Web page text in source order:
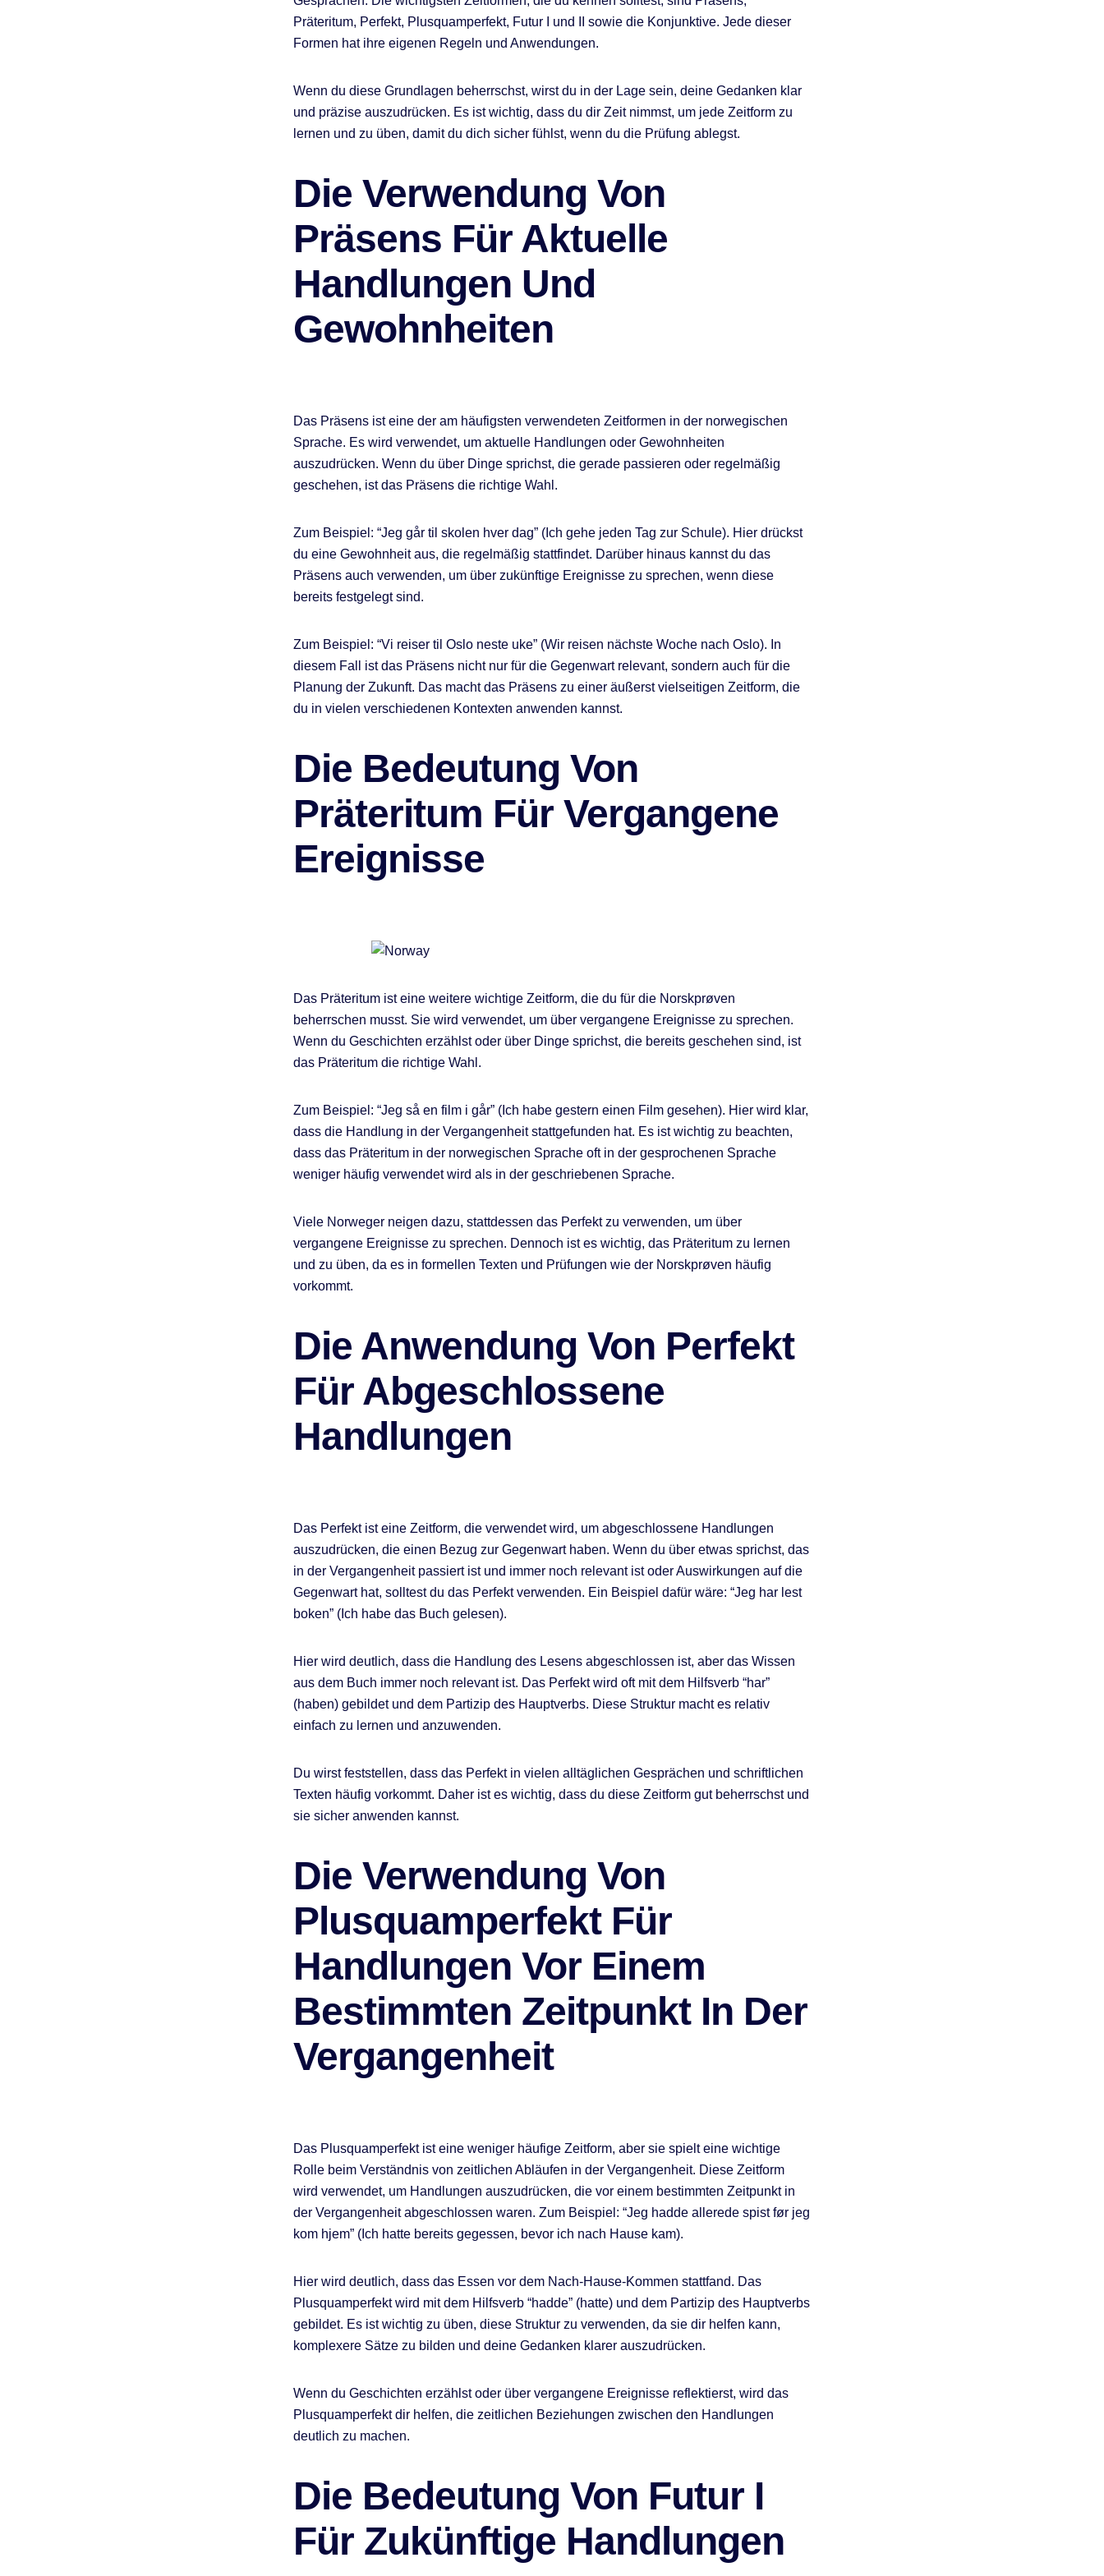
Präteritum, Perfekt, Plusquamperfekt, Futur I und II sowie die Konjunktive. Jede dieser
Formen hat ihre eigenen Regeln und Anwendungen.
Wenn du diese Grundlagen beherrschst, wirst du in der Lage sein, deine Gedanken klar
und präzise auszudrücken. Es ist wichtig, dass du dir Zeit nimmst, um jede Zeitform zu
lernen und zu üben, damit du dich sicher fühlst, wenn du die Prüfung ablegst.
Die Verwendung Von
Präsens Für Aktuelle
Handlungen Und
Gewohnheiten
Das Präsens ist eine der am häufigsten verwendeten Zeitformen in der norwegischen
Sprache. Es wird verwendet, um aktuelle Handlungen oder Gewohnheiten
auszudrücken. Wenn du über Dinge sprichst, die gerade passieren oder regelmäßig
geschehen, ist das Präsens die richtige Wahl.
Zum Beispiel: “Jeg går til skolen hver dag” (Ich gehe jeden Tag zur Schule). Hier drückst
du eine Gewohnheit aus, die regelmäßig stattfindet. Darüber hinaus kannst du das
Präsens auch verwenden, um über zukünftige Ereignisse zu sprechen, wenn diese
bereits festgelegt sind.
Zum Beispiel: “Vi reiser til Oslo neste uke” (Wir reisen nächste Woche nach Oslo). In
diesem Fall ist das Präsens nicht nur für die Gegenwart relevant, sondern auch für die
Planung der Zukunft. Das macht das Präsens zu einer äußerst vielseitigen Zeitform, die
du in vielen verschiedenen Kontexten anwenden kannst.
Die Bedeutung Von
Präteritum Für Vergangene
Ereignisse
Das Präteritum ist eine weitere wichtige Zeitform, die du für die Norskprøven
beherrschen musst. Sie wird verwendet, um über vergangene Ereignisse zu sprechen.
Wenn du Geschichten erzählst oder über Dinge sprichst, die bereits geschehen sind, ist
das Präteritum die richtige Wahl.
Zum Beispiel: “Jeg så en film i går” (Ich habe gestern einen Film gesehen). Hier wird klar,
dass die Handlung in der Vergangenheit stattgefunden hat. Es ist wichtig zu beachten,
dass das Präteritum in der norwegischen Sprache oft in der gesprochenen Sprache
weniger häufig verwendet wird als in der geschriebenen Sprache.
Viele Norweger neigen dazu, stattdessen das Perfekt zu verwenden, um über
vergangene Ereignisse zu sprechen. Dennoch ist es wichtig, das Präteritum zu lernen
und zu üben, da es in formellen Texten und Prüfungen wie der Norskprøven häufig
vorkommt.
Die Anwendung Von Perfekt
Für Abgeschlossene
Handlungen
Das Perfekt ist eine Zeitform, die verwendet wird, um abgeschlossene Handlungen
auszudrücken, die einen Bezug zur Gegenwart haben. Wenn du über etwas sprichst, das
in der Vergangenheit passiert ist und immer noch relevant ist oder Auswirkungen auf die
Gegenwart hat, solltest du das Perfekt verwenden. Ein Beispiel dafür wäre: “Jeg har lest
boken” (Ich habe das Buch gelesen).
Hier wird deutlich, dass die Handlung des Lesens abgeschlossen ist, aber das Wissen
aus dem Buch immer noch relevant ist. Das Perfekt wird oft mit dem Hilfsverb “har”
(haben) gebildet und dem Partizip des Hauptverbs. Diese Struktur macht es relativ
einfach zu lernen und anzuwenden.
Du wirst feststellen, dass das Perfekt in vielen alltäglichen Gesprächen und schriftlichen
Texten häufig vorkommt. Daher ist es wichtig, dass du diese Zeitform gut beherrschst und
sie sicher anwenden kannst.
Die Verwendung Von
Plusquamperfekt Für
Handlungen Vor Einem
Bestimmten Zeitpunkt In Der
Vergangenheit
Das Plusquamperfekt ist eine weniger häufige Zeitform, aber sie spielt eine wichtige
Rolle beim Verständnis von zeitlichen Abläufen in der Vergangenheit. Diese Zeitform
wird verwendet, um Handlungen auszudrücken, die vor einem bestimmten Zeitpunkt in
der Vergangenheit abgeschlossen waren. Zum Beispiel: “Jeg hadde allerede spist før jeg
kom hjem” (Ich hatte bereits gegessen, bevor ich nach Hause kam).
Hier wird deutlich, dass das Essen vor dem Nach-Hause-Kommen stattfand. Das
Plusquamperfekt wird mit dem Hilfsverb “hadde” (hatte) und dem Partizip des Hauptverbs
gebildet. Es ist wichtig zu üben, diese Struktur zu verwenden, da sie dir helfen kann,
komplexere Sätze zu bilden und deine Gedanken klarer auszudrücken.
Wenn du Geschichten erzählst oder über vergangene Ereignisse reflektierst, wird das
Plusquamperfekt dir helfen, die zeitlichen Beziehungen zwischen den Handlungen
deutlich zu machen.
Die Bedeutung Von Futur I
Für Zukünftige Handlungen